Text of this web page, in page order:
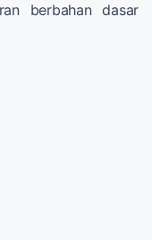
berbahan dasar